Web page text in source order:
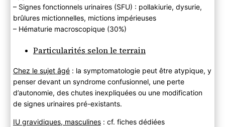
– Signes fonctionnels urinaires (SFU) : pollakiurie, dysurie,
brûlures mictionnelles, mictions impérieuses
– Hématurie macroscopique (30%)
Particularités selon le terrain
Chez le sujet âgé: la symptomatologie peut être atypique, y
penser devant un syndrome confusionnel, une perte
d’autonomie, des chutes inexpliquées ou une modification
de signes urinaires pré-existants.
IU gravidiques, masculines: cf. fiches dédiées